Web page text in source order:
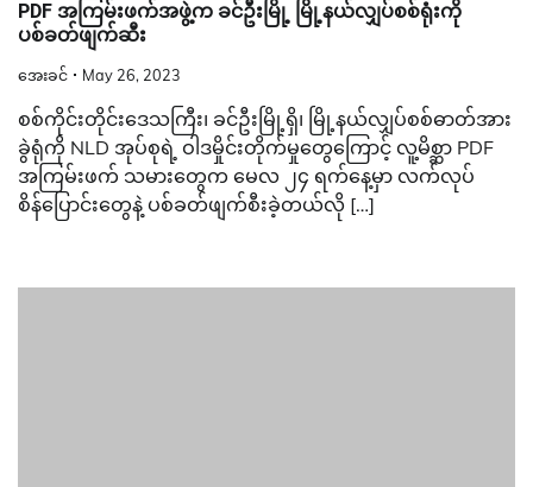
PDF အကြမ်းဖက်အဖွဲ့က ခင်ဦးမြို့ မြို့နယ်လျှပ်စစ်ရုံးကို
ပစ်ခတ်ဖျက်ဆီး
အေးခင် May 26, 2023
စစ်ကိုင်းတိုင်းဒေသကြီး၊ ခင်ဦးမြို့ရှိ၊ မြို့နယ်လျှပ်စစ်ဓာတ်အား
ခွဲရုံကို NLD အုပ်စုရဲ့ ဝါဒမှိုင်းတိုက်မှုတွေကြောင့် လူ့မိစ္ဆာ PDF
အကြမ်းဖက် သမားတွေက မေလ ၂၄ ရက်နေ့မှာ လက်လုပ်
စိန်ပြောင်းတွေနဲ့ ပစ်ခတ်ဖျက်စီးခဲ့တယ်လို […]